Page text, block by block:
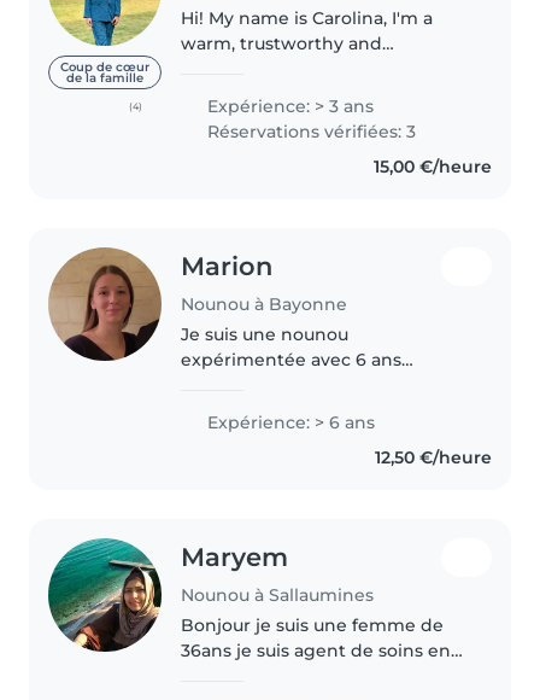
Coup de cœur
de la famille
(4)
Hi! My name is Carolina, I'm a
warm, trustworthy and
currently living in Paris. If you're
visiting the city and would like to
enjoy a night out while
Expérience: > 3 ans
Réservations vérifiées: 3
15,00 €/heure
Marion
Nounou à Bayonne
Je suis une nounou
expérimentée avec 6 ans
d'enfants de tous âges, des
bébés aux écoliers. Diplômée
d'un Bac pro SAPAT, je suis
Expérience: > 6 ans
12,50 €/heure
Maryem
Nounou à Sallaumines
Bonjour je suis une femme de
36ans je suis agent de soins en